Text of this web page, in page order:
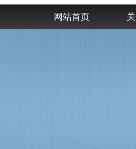
网站首页